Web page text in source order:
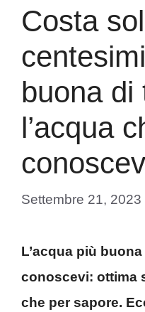
Costa
buona di
l’acqua
Settembre 21, 2023
L’acqua più
conoscevi: ottima
che per sapore.